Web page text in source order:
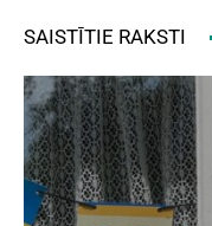
SAISTĪTIE RAKSTI